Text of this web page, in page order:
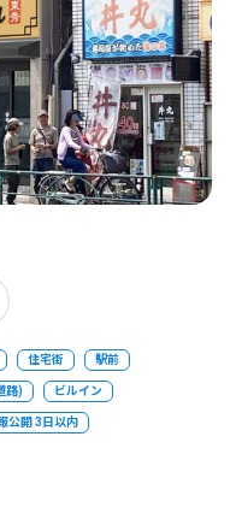
住宅街 駅前
路) ビルイン
公開 3日以内